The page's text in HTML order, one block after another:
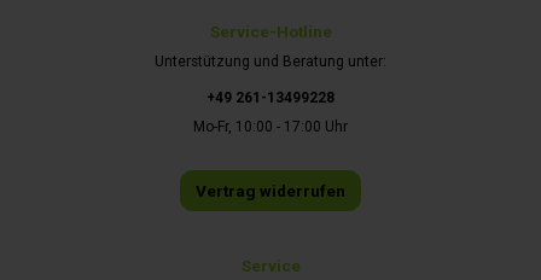
Service-Hotline
Unterstützung und Beratung unter:
+49 261-13499228
Mo-Fr, 10:00 - 17:00 Uhr
Vertrag widerrufen
Service